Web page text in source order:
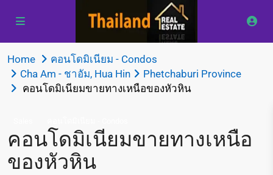
Home
คอนโดมิเนียม - Condos
Cha Am - ชาอัม, Hua Hin
Phetchaburi Province
คอนโดมิเนียมขายทางเหนือของหัวหิน
คอนโดมิเนียมขายทางเหนือ
ของหัวหิน